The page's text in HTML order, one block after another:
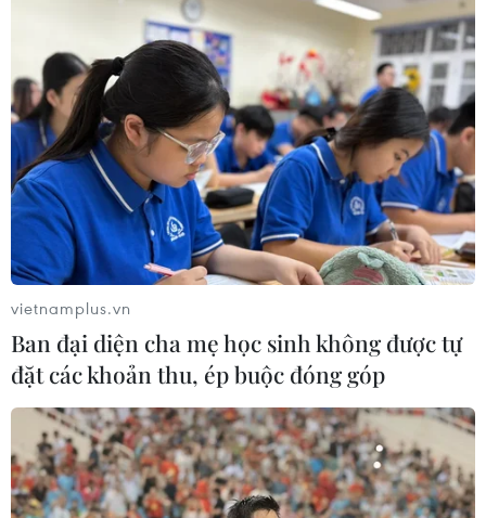
#kem mắt #chống lão hóa
#bọng mắt
#nếp nhăn quanh mắt
Theo dõi VietnamPlus
vietnamplus.vn
Ban đại diện cha mẹ học sinh không được tự
đặt các khoản thu, ép buộc đóng góp